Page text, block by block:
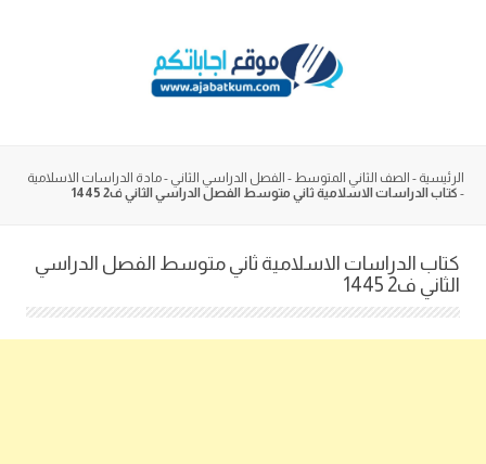
الرئيسية - الصف الثاني المتوسط - الفصل الدراسي الثاني -مادة الدراسات الاسلامية
- كتاب الدراسات الاسلامية ثاني متوسط الفصل الدراسي الثاني ف2 1445
كتاب الدراسات الاسلامية ثاني متوسط الفصل الدراسي
الثاني ف2 1445